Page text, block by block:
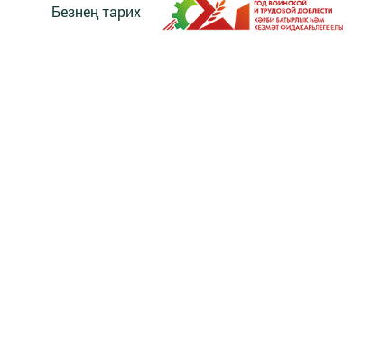
Безнең тарих